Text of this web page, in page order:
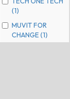
(1)
MUVIT FOR
CHANGE (1)